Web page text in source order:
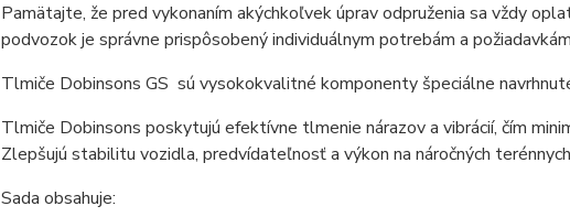
Pamätajte, že pred vykonaním akýchkoľvek úprav odpruženia sa vždy
podvozok je správne prispôsobený individuálnym potrebám a
Tlmiče Dobinsons GS sú vysokokvalitné komponenty špeciálne
Tlmiče Dobinsons poskytujú efektívne tlmenie nárazov a vibrácií, čím
Zlepšujú stabilitu vozidla, predvídateľnosť a výkon na náročných
Sada obsahuje: